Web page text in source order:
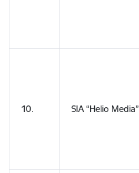
10. SIA “Helio Media”